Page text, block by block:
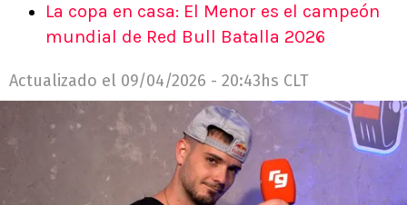
La copa en casa: El Menor es el campeón
mundial de Red Bull Batalla 2026
Actualizado el 09/04/2026 - 20:43hs CLT